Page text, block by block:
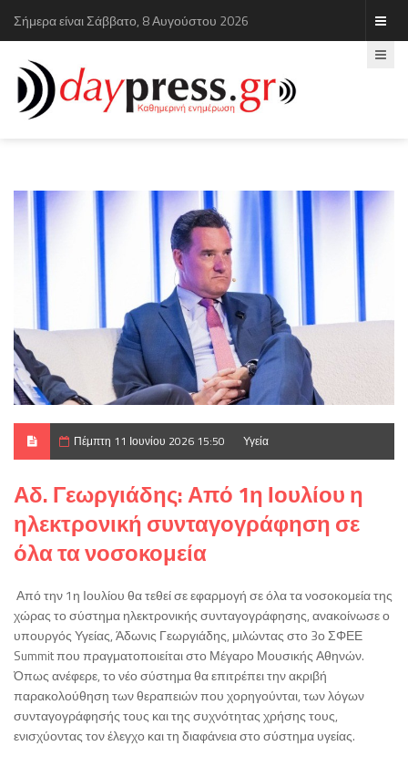
Σήμερα είναι Σάββατο, 8 Αυγούστου 2026
Πέμπτη 11 Ιουνίου 2026 15:50 Υγεία
Αδ. Γεωργιάδης: Από 1η Ιουλίου η
ηλεκτρονική συνταγογράφηση σε
όλα τα νοσοκομεία
Από την 1η Ιουλίου θα τεθεί σε εφαρμογή σε όλα τα νοσοκομεία της
χώρας το σύστημα ηλεκτρονικής συνταγογράφησης, ανακοίνωσε ο
υπουργός Υγείας, Άδωνις Γεωργιάδης, μιλώντας στο 3ο ΣΦΕΕ
Summit που πραγματοποιείται στο Μέγαρο Μουσικής Αθηνών.
Όπως ανέφερε, το νέο σύστημα θα επιτρέπει την ακριβή
παρακολούθηση των θεραπειών που χορηγούνται, των λόγων
συνταγογράφησής τους και της συχνότητας χρήσης τους,
ενισχύοντας τον έλεγχο και τη διαφάνεια στο σύστημα υγείας.